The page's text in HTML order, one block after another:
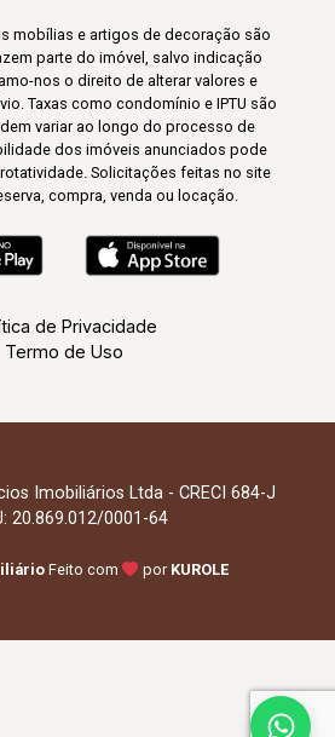
mobílias e artigos de decoração são
parte do imóvel, salvo indicação
nos o direito de alterar valores e
Taxas como condomínio e IPTU são
variar ao longo do processo de
dos imóveis anunciados pode
Solicitações feitas no site
compra, venda ou locação.
de Privacidade
Termo de Uso
Imobiliários Ltda - CRECI 684-J
20.869.012/0001-64
Feito com por KUROLE